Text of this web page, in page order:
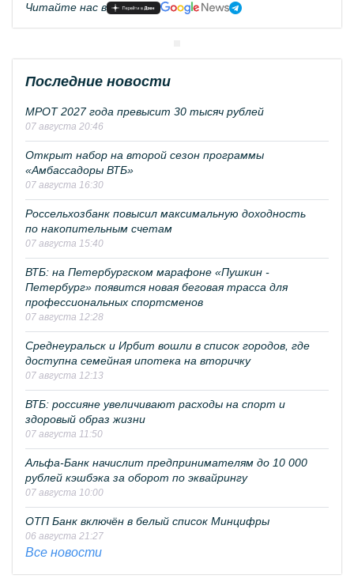
Читайте нас в
Последние новости
МРОТ 2027 года превысит 30 тысяч рублей
07 августа 20:46
Открыт набор на второй сезон программы
«Амбассадоры ВТБ»
07 августа 16:30
Россельхозбанк повысил максимальную доходность
по накопительным счетам
07 августа 15:40
ВТБ: на Петербургском марафоне «Пушкин -
Петербург» появится новая беговая трасса для
профессиональных спортсменов
07 августа 12:28
Среднеуральск и Ирбит вошли в список городов, где
доступна семейная ипотека на вторичку
07 августа 12:13
ВТБ: россияне увеличивают расходы на спорт и
здоровый образ жизни
07 августа 11:50
Альфа-Банк начислит предпринимателям до 10 000
рублей кэшбэка за оборот по эквайрингу
07 августа 10:00
ОТП Банк включён в белый список Минцифры
06 августа 21:27
Все новости